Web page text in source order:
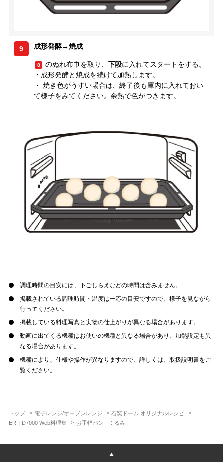
トップ 電子レンジ/オーブンレンジ
石窯ドーム オリジナルレシピ
ER-TD7000 Web料理集
お手軽パン くるみ
9 成形発酵→焼成
8 のぬれ布巾を取り、 下段に入れてスタートをする。
・成形発酵と焼成を続けて加熱します。
・ 焼き色がうすい場合は、終了後も庫内に入れておい
て様子をみてください。余熱で色がつきます。
調理時間の目安には、下ごしらえなどの時間は含みません。
掲載されている調理時間・温度は一応の目安ですので、様子を見ながら
行ってください。
掲載している料理写真と実物の仕上がりが異なる場合があります。
動画に出てくる機種はお使いの機種と異なる場合があり、加熱設定も異
なる場合があります。
機種により、仕様や操作が異なりますので、詳しくは、取扱説明書をご
覧ください。